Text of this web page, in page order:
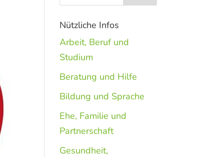
Nützliche Infos
Arbeit, Beruf und
Studium
Beratung und Hilfe
Bildung und Sprache
Ehe, Familie und
Partnerschaft
Gesundheit,